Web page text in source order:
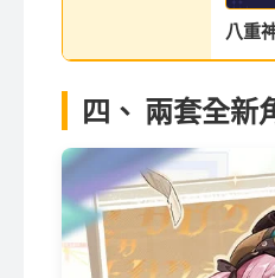
八重
四、 兩套全新